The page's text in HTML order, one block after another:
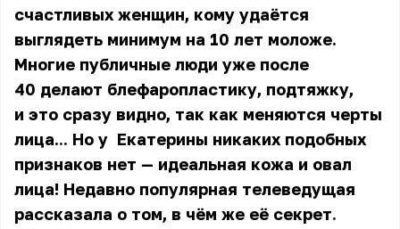
счастливых женщин, кому удаётся
выглядеть минимум на 10 лет моложе.
Многие публичные люди уже после
40 делают блефаропластику, подтяжку,
и это сразу видно, так как меняются черты
лица... Но у Екатерины никаких подобных
признаков нет — идеальная кожа и овал
лица! Недавно популярная телеведущая
рассказала о том, в чём же её секрет.